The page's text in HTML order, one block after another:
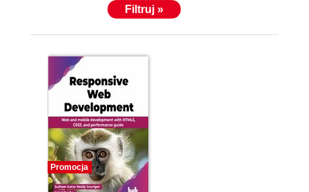
Filtruj »
Promocja